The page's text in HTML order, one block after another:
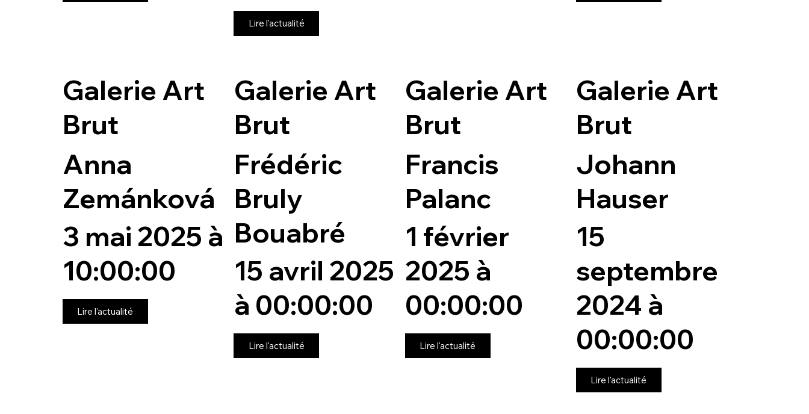
Lire l'actualité
Galerie Art
Brut
Anna
Zemánková
3 mai 2025 à
10:00:00
Lire l'actualité
Galerie Art
Brut
Frédéric
Bruly
Bouabré
15 avril 2025
à 00:00:00
Lire l'actualité
Galerie Art
Brut
Francis
Palanc
1 février
2025 à
00:00:00
Lire l'actualité
Galerie Art
Brut
Johann
Hauser
15
septembre
2024 à
00:00:00
Lire l'actualité